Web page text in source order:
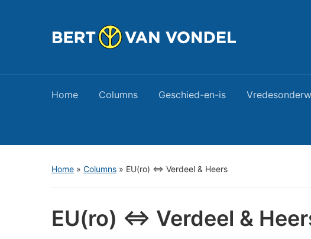
Home Columns Geschied-en-is
Home » Columns » EU(ro) <=> Verdeel & Heers
EU(ro) <=> Verdeel &